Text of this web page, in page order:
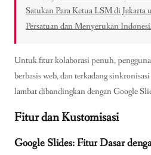
Satukan Para Ketua LSM di
Persatuan dan Menyerukan
Untuk fitur kolaborasi penuh,
berbasis web, dan terkadang
lambat dibandingkan dengan Google
Fitur dan Kustomisasi
Google Slides: Fitur Dasar